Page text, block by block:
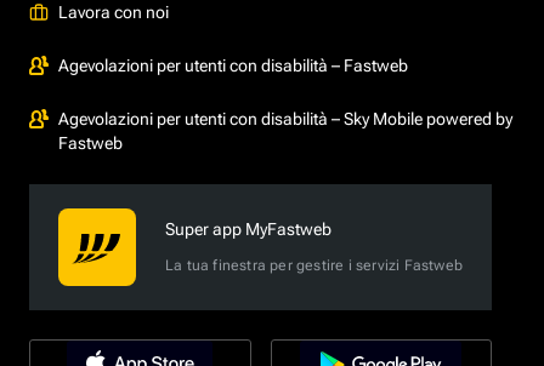
Lavora con noi
Agevolazioni per utenti con disabilità – Fastweb
Agevolazioni per utenti con disabilità – Sky Mobile powered by
Fastweb
Super app MyFastweb
La tua finestra per gestire i servizi Fastweb